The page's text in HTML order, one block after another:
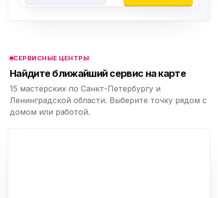
СЕРВИСНЫЕ ЦЕНТРЫ
Найдите ближайший сервис на карте
15 мастерских по Санкт-Петербургу и
Ленинградской области. Выберите точку рядом с
домом или работой.
ю